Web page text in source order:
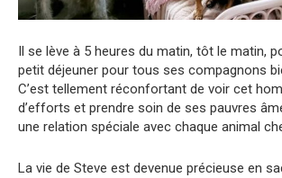
Il se lève à 5 heures du matin, tôt le matin,
petit déjeuner pour tous ses compagnons
C’est tellement réconfortant de voir cet
d’efforts et prendre soin de ses pauvres
une relation spéciale avec chaque animal
La vie de Steve est devenue précieuse en